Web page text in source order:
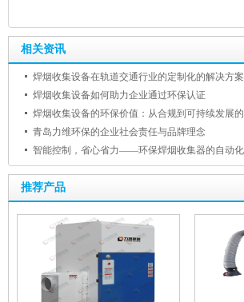
相关资讯
焊烟收集设备在轨道交通行业的定制化的解决方案
焊烟收集设备如何助力企业通过环保认证
青岛力维环保的企业社会责任与品牌理念
推荐产品